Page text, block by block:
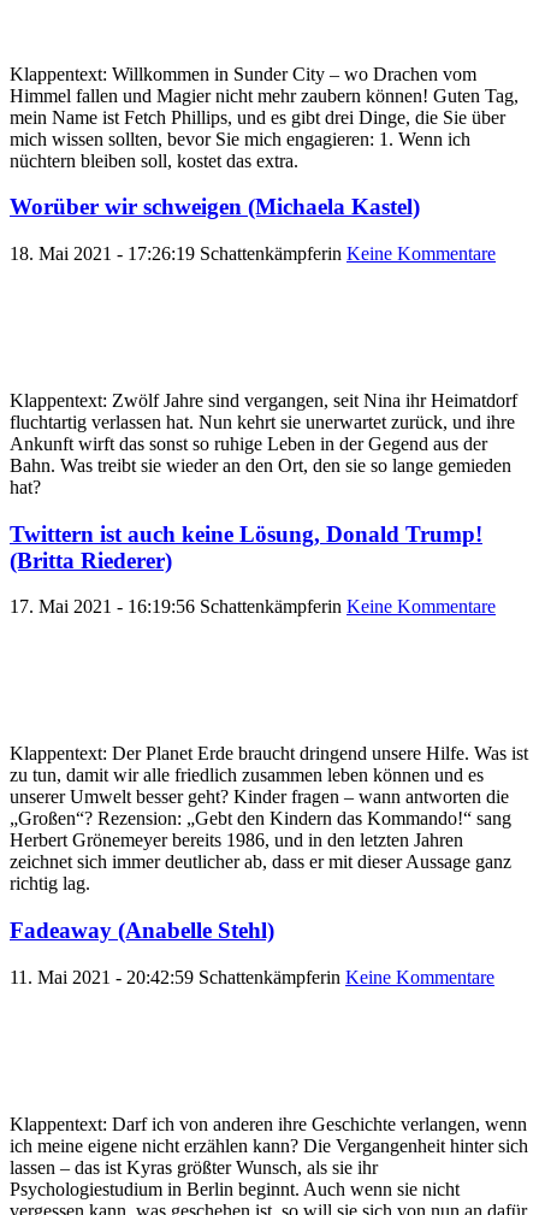
Klappentext: Willkommen in Sunder City – wo Drachen vom
Himmel fallen und Magier nicht mehr zaubern können! Guten Tag,
mein Name ist Fetch Phillips, und es gibt drei Dinge, die Sie über
mich wissen sollten, bevor Sie mich engagieren: 1. Wenn ich
nüchtern bleiben soll, kostet das extra.
Worüber wir schweigen (Michaela Kastel)
18. Mai 2021 - 17:26:19 Schattenkämpferin Keine Kommentare
Klappentext: Zwölf Jahre sind vergangen, seit Nina ihr Heimatdorf
fluchtartig verlassen hat. Nun kehrt sie unerwartet zurück, und ihre
Ankunft wirft das sonst so ruhige Leben in der Gegend aus der
Bahn. Was treibt sie wieder an den Ort, den sie so lange gemieden
hat?
Twittern ist auch keine Lösung, Donald Trump!
(Britta Riederer)
17. Mai 2021 - 16:19:56 Schattenkämpferin Keine Kommentare
Klappentext: Der Planet Erde braucht dringend unsere Hilfe. Was ist
zu tun, damit wir alle friedlich zusammen leben können und es
unserer Umwelt besser geht? Kinder fragen – wann antworten die
„Großen“? Rezension: „Gebt den Kindern das Kommando!“ sang
Herbert Grönemeyer bereits 1986, und in den letzten Jahren
zeichnet sich immer deutlicher ab, dass er mit dieser Aussage ganz
richtig lag.
Fadeaway (Anabelle Stehl)
11. Mai 2021 - 20:42:59 Schattenkämpferin Keine Kommentare
Klappentext: Darf ich von anderen ihre Geschichte verlangen, wenn
ich meine eigene nicht erzählen kann? Die Vergangenheit hinter sich
lassen – das ist Kyras größter Wunsch, als sie ihr
Psychologiestudium in Berlin beginnt. Auch wenn sie nicht
vergessen kann, was geschehen ist, so will sie sich von nun an dafür